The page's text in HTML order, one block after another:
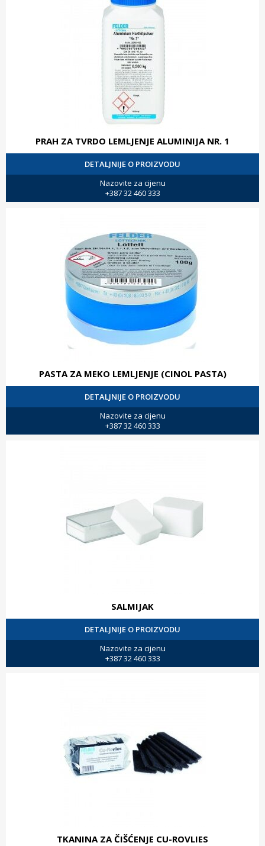
PRAH ZA TVRDO LEMLJENJE ALUMINIJA NR. 1
DETALJNIJE O PROIZVODU
Nazovite za cijenu
+387 32 460 333
PASTA ZA MEKO LEMLJENJE (CINOL PASTA)
DETALJNIJE O PROIZVODU
Nazovite za cijenu
+387 32 460 333
SALMIJAK
DETALJNIJE O PROIZVODU
Nazovite za cijenu
+387 32 460 333
TKANINA ZA ČIŠĆENJE CU-ROVLIES